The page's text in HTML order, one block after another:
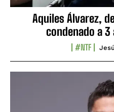
Aquiles Álvarez,
condenado a
#NTF